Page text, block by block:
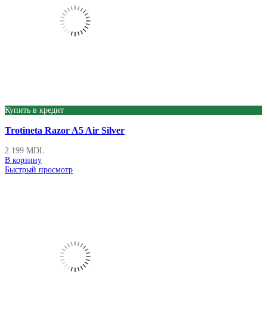
Купить в кредит
Trotineta Razor A5 Air Silver
2 199 MDL
В корзину
Быстрый просмотр